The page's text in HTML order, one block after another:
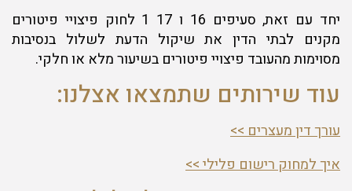
יחד עם זאת, סעיפים 16 ו 17 1 לחוק פיצויי פיטורים
מקנים לבתי הדין את שיקול הדעת לשלול בנסיבות
מסוימות מהעובד פיצויי פיטורים בשיעור מלא או חלקי.
עוד שירותים שתמצאו אצלנו:
עורך דין מעצרים >>
איך למחוק רישום פלילי >>